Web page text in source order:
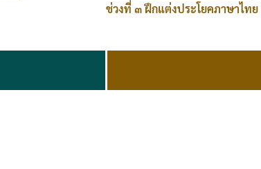
ช่วงที่ ๓ ฝึกแต่งประโยคภาษาไทย